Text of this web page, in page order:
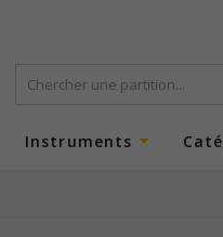
Instruments